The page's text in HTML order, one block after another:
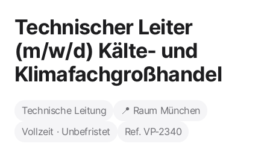
Technischer Leiter
(m/w/d) Kälte- und
Klimafachgroßhandel
Technische Leitung
📍 Raum München
Vollzeit · Unbefristet
Ref. VP-2340